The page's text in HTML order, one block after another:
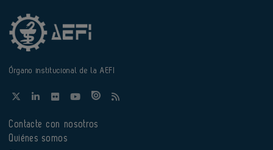
Órgano institucional de la AEFI
Contacte con nosotros
Quiénes somos